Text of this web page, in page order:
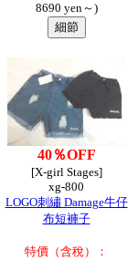
8690 yen～)
40％OFF
[X-girl Stages]
xg-800
LOGO刺繡 Damage牛仔
布短褲子
特價（含稅）：